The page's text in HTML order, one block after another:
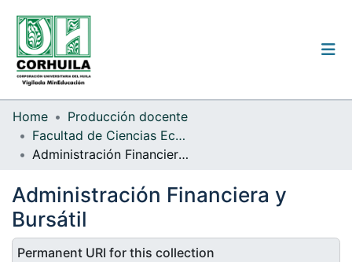
Institutional guidelines
Communities & Collections
Statistics
Home
Producción docente
Facultad de Ciencias Económicas y Administrativas
Administración Financiera y Bursátil
Administración Financiera y
Bursátil
Permanent URI for this collection